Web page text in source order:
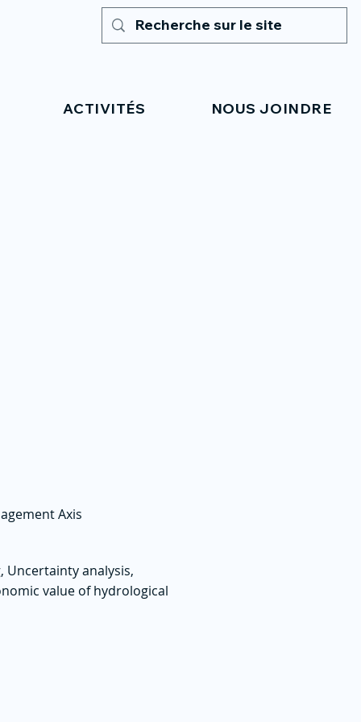
ACTIVITÉS NOUS JOINDRE
Axis
Uncertainty analysis,
value of hydrological